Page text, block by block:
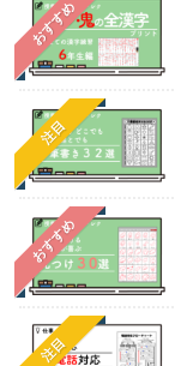
おすすめ
注目
おすすめ
注目